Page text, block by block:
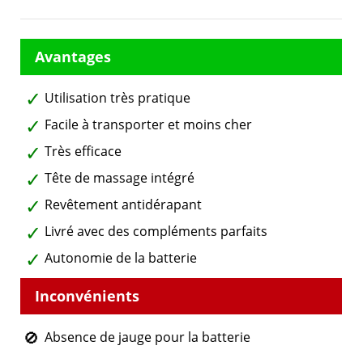
Utilisation très pratique
Facile à transporter et moins cher
Très efficace
Tête de massage intégré
Revêtement antidérapant
Livré avec des compléments parfaits
Autonomie de la batterie
Absence de jauge pour la batterie